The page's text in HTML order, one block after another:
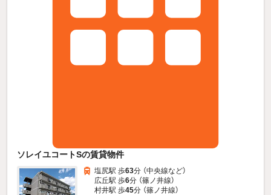
ソレイユコートSの賃貸物件
塩尻駅 歩63分 （中央線など）
広丘駅 歩6分 （篠ノ井線）
村井駅 歩45分 （篠ノ井線）